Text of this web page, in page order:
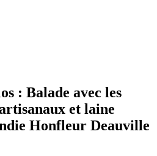
: Balade avec les
et laine
Honfleur Deauville